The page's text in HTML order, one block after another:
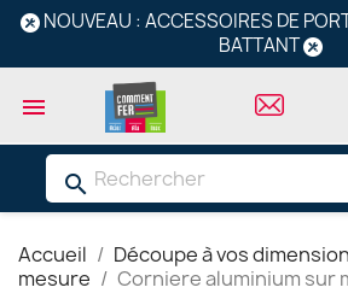
NOUVEAU : ACCESSOIRES DE
BATTANT

search
Accueil Découpe à vos
mesure
Corniere aluminium sur